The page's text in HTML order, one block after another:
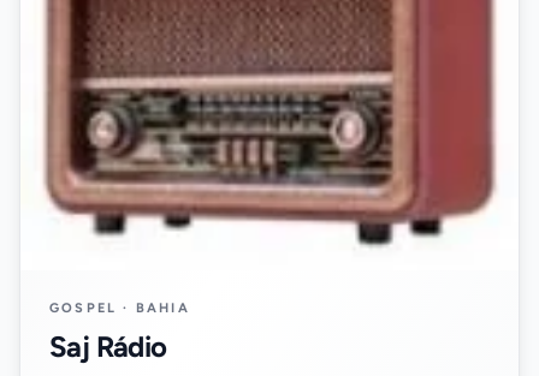
GOSPEL · BAHIA
Saj Rádio